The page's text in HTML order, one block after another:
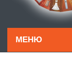
МЕНЮ